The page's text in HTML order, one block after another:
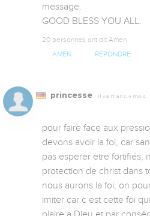
message.
GOOD BLESS YOU ALL.
20 personnes ont dit Amen
AMEN RÉPONDRE
princesse Il y a 17 ans, 4 mois
pour faire face aux
devons avoir la foi, car
pas esperer etre fortifiés,
protection de christ dans
nous aurons la foi, on
imiter car c est cette foi